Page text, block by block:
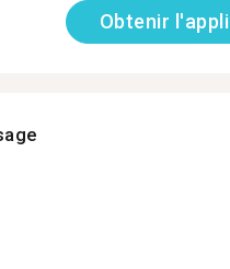
Obtenir l'appli